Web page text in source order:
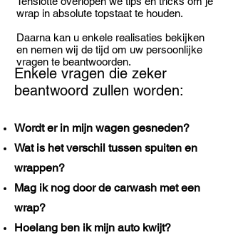
wrap in absolute topstaat te houden.
Daarna kan u enkele realisaties bekijken
en nemen wij de tijd om uw persoonlijke
vragen te beantwoorden.
Enkele vragen die zeker
beantwoord zullen worden:
Wordt er in mijn wagen gesneden?
Wat is het verschil tussen spuiten en
wrappen?
Mag ik nog door de carwash met een
wrap?
Hoelang ben ik mijn auto kwijt?